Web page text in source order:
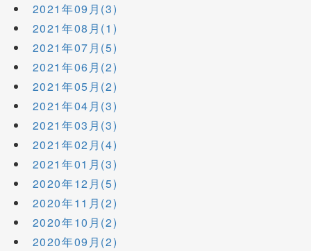
2021年09月(3)
2021年08月(1)
2021年07月(5)
2021年06月(2)
2021年05月(2)
2021年04月(3)
2021年03月(3)
2021年02月(4)
2021年01月(3)
2020年12月(5)
2020年11月(2)
2020年10月(2)
2020年09月(2)